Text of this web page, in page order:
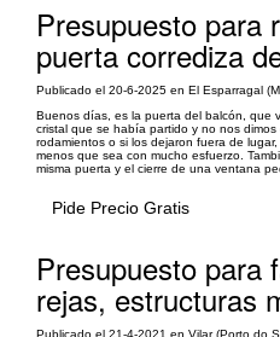
Presupuesto para
puerta corrediza
Publicado el 20-6-2025 en El Esparragal
Buenos días, es la puerta del balcón, que
cristal que se había partido y no nos
rodamientos o si los dejaron fuera de
menos que sea con mucho esfuerzo.
misma puerta y el cierre de una ventana
Pide Precio Gratis
Presupuesto para
rejas, estructuras
Publicado el 21-4-2021 en Vilar (Porto do